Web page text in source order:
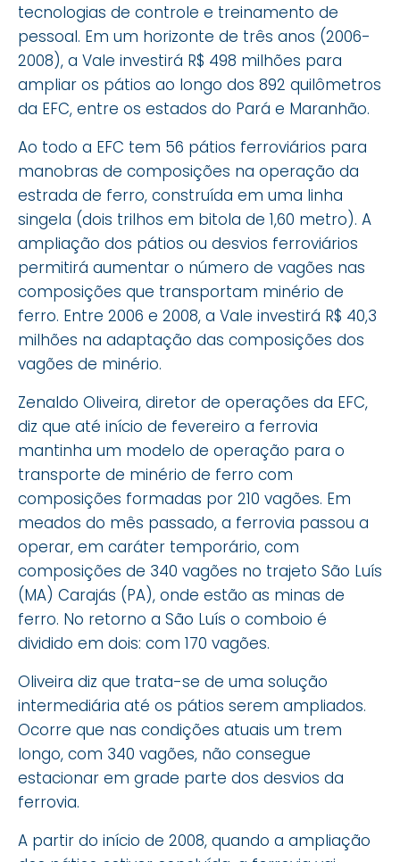
tecnologias de controle e treinamento de
pessoal. Em um horizonte de três anos (2006-
2008), a Vale investirá R$ 498 milhões para
ampliar os pátios ao longo dos 892 quilômetros
da EFC, entre os estados do Pará e Maranhão.
Ao todo a EFC tem 56 pátios ferroviários para
manobras de composições na operação da
estrada de ferro, construída em uma linha
singela (dois trilhos em bitola de 1,60 metro). A
ampliação dos pátios ou desvios ferroviários
permitirá aumentar o número de vagões nas
composições que transportam minério de
ferro. Entre 2006 e 2008, a Vale investirá R$ 40,3
milhões na adaptação das composições dos
vagões de minério.
Zenaldo Oliveira, diretor de operações da EFC,
diz que até início de fevereiro a ferrovia
mantinha um modelo de operação para o
transporte de minério de ferro com
composições formadas por 210 vagões. Em
meados do mês passado, a ferrovia passou a
operar, em caráter temporário, com
composições de 340 vagões no trajeto São Luís
(MA) Carajás (PA), onde estão as minas de
ferro. No retorno a São Luís o comboio é
dividido em dois: com 170 vagões.
Oliveira diz que trata-se de uma solução
intermediária até os pátios serem ampliados.
Ocorre que nas condições atuais um trem
longo, com 340 vagões, não consegue
estacionar em grade parte dos desvios da
ferrovia.
A partir do início de 2008, quando a ampliação